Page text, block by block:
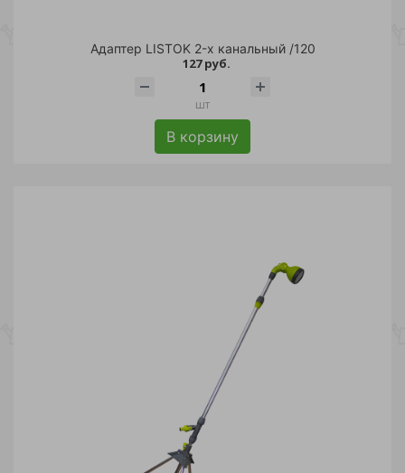
Адаптер LISTOK 2-х канальный /120
127 руб.
шт
В корзину